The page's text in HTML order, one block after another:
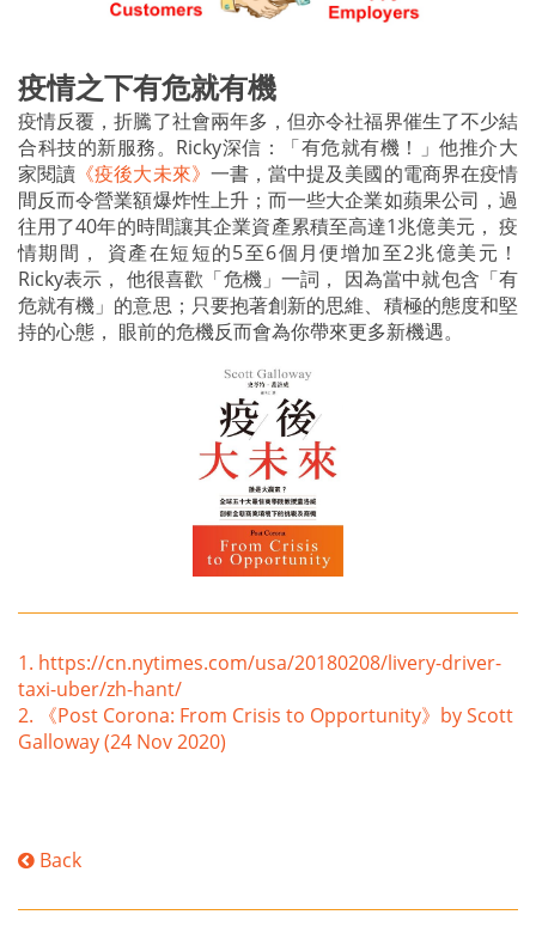
疫情之下有危就有機
疫情反覆，折騰了社會兩年多，但亦令社福界催生了不少結
合科技的新服務。Ricky深信：「有危就有機！」他推介大
家閱讀 《疫後大未來》 一書，當中提及美國的電商界在疫情
間反而令營業額爆炸性上升；而一些大企業如蘋果公司，過
往用了40年的時間讓其企業資產累積至高達1兆億美元， 疫
情期間， 資產在短短的5至6個月便增加至2兆億美元！
Ricky表示， 他很喜歡「危機」一詞， 因為當中就包含「有
危就有機」的意思；只要抱著創新的思維、積極的態度和堅
持的心態， 眼前的危機反而會為你帶來更多新機遇。
1. https://cn.nytimes.com/usa/20180208/livery-driver-
taxi-uber/zh-hant/
2. 《Post Corona: From Crisis to Opportunity》by Scott
Galloway (24 Nov 2020)
Back